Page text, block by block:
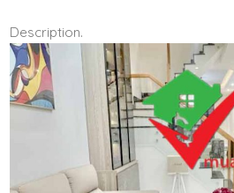
Description.